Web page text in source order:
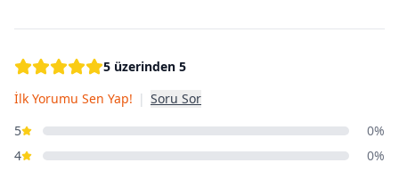
5 üzerinden 5
İlk Yorumu Sen Yap! | Soru Sor
5
0%
4
0%